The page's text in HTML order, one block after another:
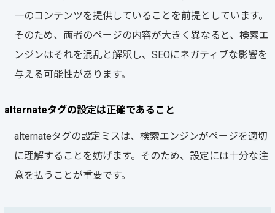
一のコンテンツを提供していることを前提としています。
そのため、両者のページの内容が大きく異なると、検索エ
ンジンはそれを混乱と解釈し、SEOにネガティブな影響を
与える可能性があります。
alternateタグの設定は正確であること
alternateタグの設定ミスは、検索エンジンがページを適切
に理解することを妨げます。そのため、設定には十分な注
意を払うことが重要です。